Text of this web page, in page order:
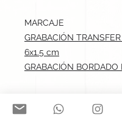
MARCAJE
GRABACIÓN
6x1.5 cm
GRABACIÓN